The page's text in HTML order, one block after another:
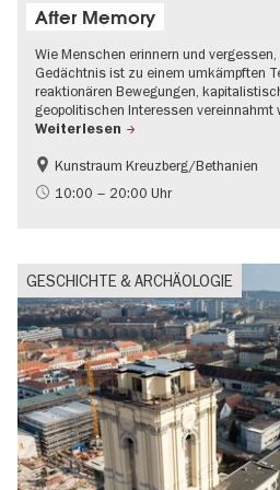
After Memory
Wie Menschen erinnern und
Gedächtnis ist zu einem umkämpften
reaktionären Bewegungen,
geopolitischen Interessen vereinnahmt
Weiterlesen
Gratis
International
Kunstraum Kreuzberg/Bethanien
10:00 – 20:00 Uhr
GESCHICHTE & ARCHÄOLOGIE